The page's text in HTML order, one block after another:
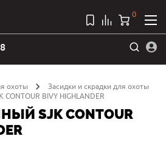
0
охоты
Засидки и скрадки для охоты
BIVY HIGHLANDER
SJK CONTOUR